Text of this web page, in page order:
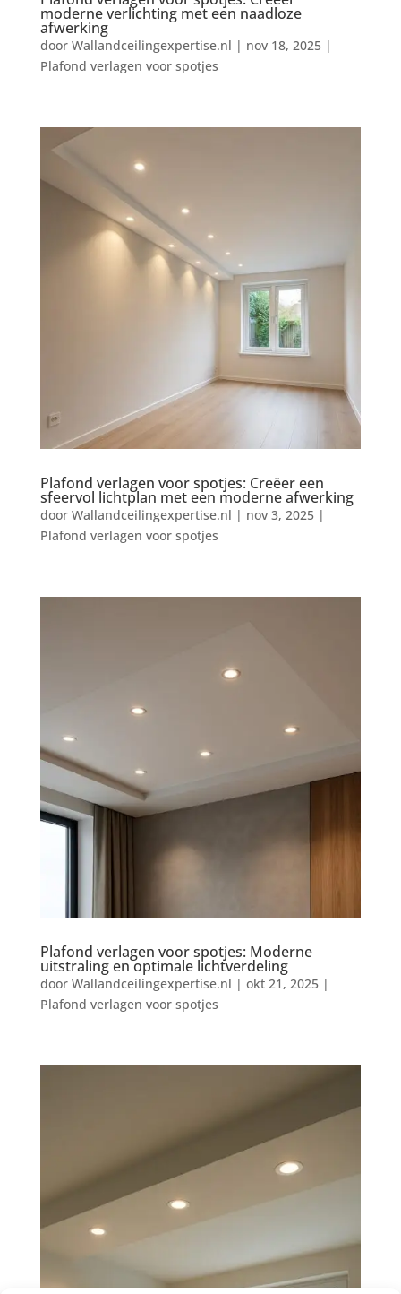
moderne verlichting met een naadloze
afwerking
door Wallandceilingexpertise.nl | nov 18, 2025|
Plafond verlagen voor spotjes
Plafond verlagen voor spotjes: Creëer een
sfeervol lichtplan met een moderne afwerking
door Wallandceilingexpertise.nl | nov 3, 2025|
Plafond verlagen voor spotjes
Plafond verlagen voor spotjes: Moderne
uitstraling en optimale lichtverdeling
door Wallandceilingexpertise.nl | okt 21, 2025|
Plafond verlagen voor spotjes